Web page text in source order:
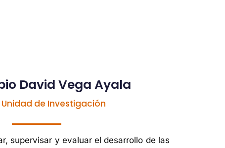
David Vega Ayala
de Investigación
supervisar y evaluar el desarrollo de las